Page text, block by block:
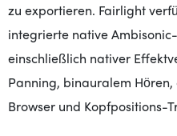
zu exportieren. Fairlight
integrierte native
einschließlich nativer
Panning, binauralem
Browser und Kopfpositions-